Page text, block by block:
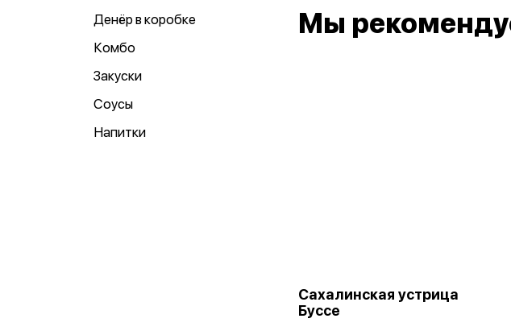
Денёр в коробке
Комбо
Закуски
Соусы
Напитки
Мы
Сахалинская устрица
Буссе